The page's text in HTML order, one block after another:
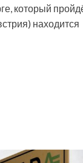
который
находится